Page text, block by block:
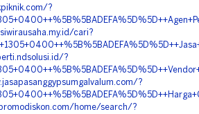
?
cari?
?
?
home/search/?